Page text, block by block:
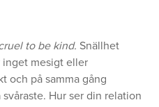
to be kind. Snällhet
inget mesigt eller
och på samma gång
Hur ser din relation